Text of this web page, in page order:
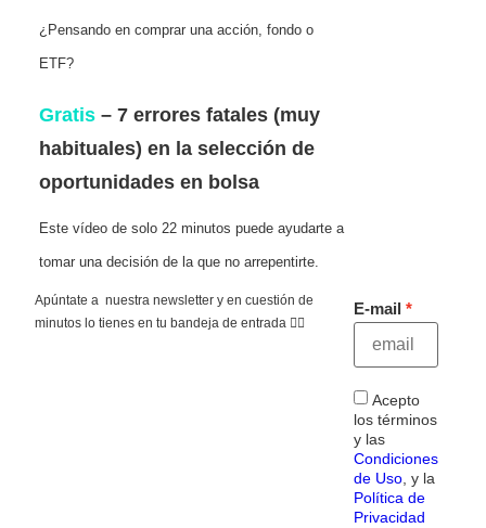
¿Pensando en comprar una acción, fondo o
ETF?
Gratis – 7 errores fatales (muy
habituales) en la selección de
oportunidades en bolsa
Este vídeo de solo 22 minutos puede ayudarte a
tomar una decisión de la que no arrepentirte.
Apúntate a nuestra newsletter y en cuestión de
minutos lo tienes en tu bandeja de entrada 👇🏻
E-mail
Acepto
los términos
y las
Condiciones
de Uso, y la
Política de
Privacidad